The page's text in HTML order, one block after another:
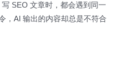
SEO 文章时，都会遇到同一
，AI 输出的内容却总是不符合